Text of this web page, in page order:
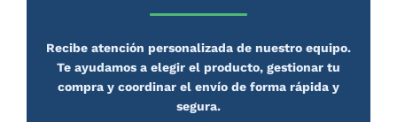
Recibe atención personalizada de nuestro equipo.
Te ayudamos a elegir el producto, gestionar tu
compra y coordinar el envío de forma rápida y
segura.